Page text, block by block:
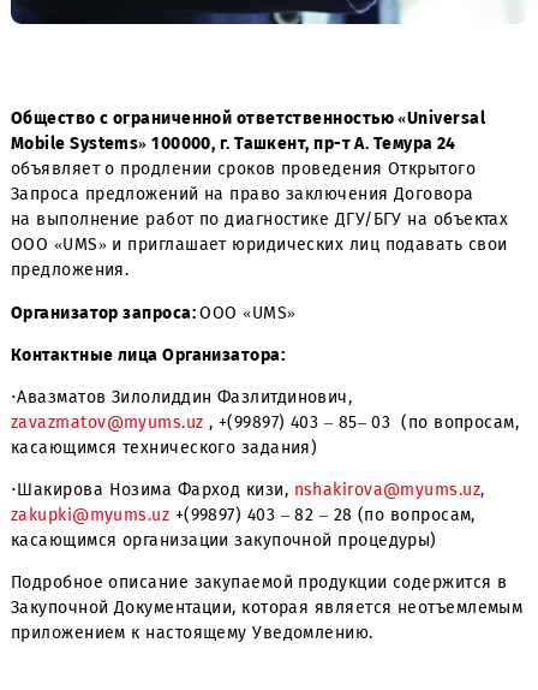
Общество с ограниченной ответственностью «Universal
Mobile Systems» 100000, г. Ташкент, пр-т А. Темура 24
объявляет о продлении сроков проведения Открытого
Запроса предложений на право заключения Договора
OOO «UMS» и приглашает юридических лиц подавать
предложения.
Организатор запроса:ООО «UMS»
Контактные лица Организатора:
·Авазматов Зилолиддин Фазлитдинович,
zavazmatov@myums.uz, +(99897) 403 – 85– 03 (по
касающимся технического задания)
· Шакирова Нозима Фарход кизи, nshakirova@myums.uz
zakupki@myums.uz +(99897) 403 – 82 – 28 (по вопросам,